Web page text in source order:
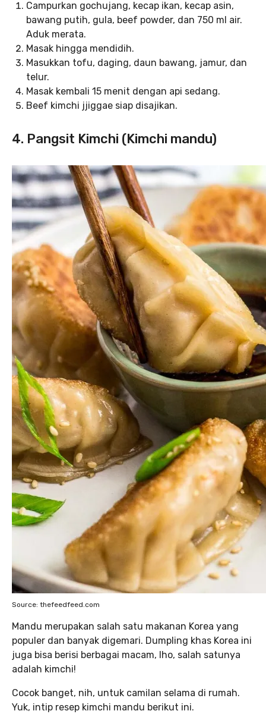
Campurkan gochujang, kecap ikan, kecap asin,
bawang putih, gula, beef powder, dan 750 ml air.
Aduk merata.
Masak hingga mendidih.
Masukkan tofu, daging, daun bawang, jamur, dan
telur.
Masak kembali 15 menit dengan api sedang.
Beef kimchi jjiggae siap disajikan.
4. Pangsit Kimchi (Kimchi mandu)
Source: thefeedfeed.com
Mandu merupakan salah satu makanan Korea yang
populer dan banyak digemari. Dumpling khas Korea ini
juga bisa berisi berbagai macam, lho, salah satunya
adalah kimchi!
Cocok banget, nih, untuk camilan selama di rumah.
Yuk, intip resep kimchi mandu berikut ini.